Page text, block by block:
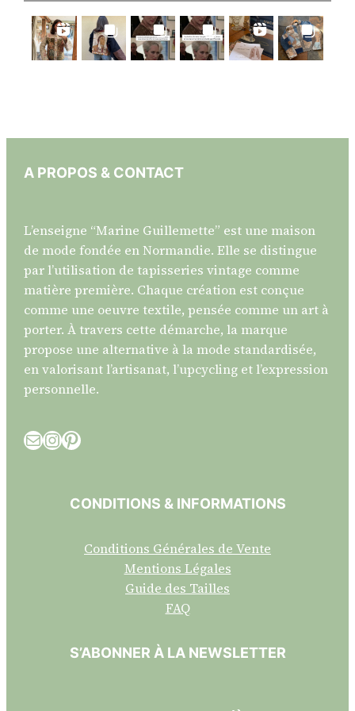
A PROPOS & CONTACT
L’enseigne “Marine Guillemette” est une maison
de mode fondée en Normandie. Elle se distingue
par l’utilisation de tapisseries vintage comme
matière première. Chaque création est conçue
comme une oeuvre textile, pensée comme un art à
porter. À travers cette démarche, la marque
propose une alternative à la mode standardisée,
en valorisant l’artisanat, l’upcycling et l’expression
personnelle.
E-mail InstagramPinterest
CONDITIONS & INFORMATIONS
Conditions Générales de Vente
Mentions Légales
Guide des Tailles
FAQ
S’ABONNER À LA NEWSLETTER